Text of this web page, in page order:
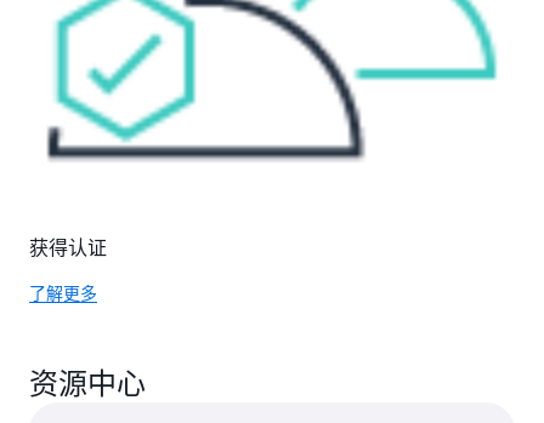
获得认证
了解更多
资源中心